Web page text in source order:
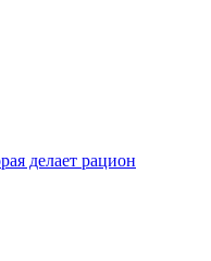
делает рацион